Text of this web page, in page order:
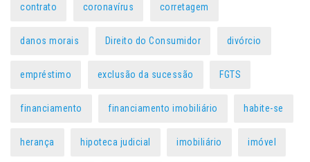
contrato coronavírus corretagem
danos morais Direito do Consumidor divórcio
empréstimo exclusão da sucessão FGTS
financiamento financiamento imobiliário habite-se
herança hipoteca judicial imobiliário imóvel